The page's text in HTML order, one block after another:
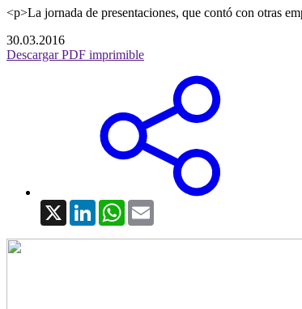
<p>La jornada de presentaciones, que contó con otras
30.03.2016
Descargar PDF imprimible
X LinkedInWhatsApp